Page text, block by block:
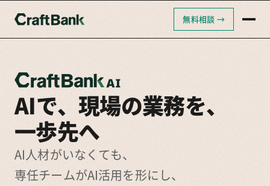
クラフトバンクAI
クラフトバンクコンサルティング
無料相談 →
AIで、現場の業務を、
一歩先へ
AI人材がいなくても、
専任チームがAI活用を形にし、